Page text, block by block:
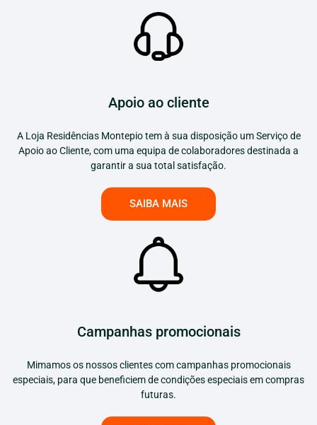
Apoio ao cliente
A Loja Residências Montepio tem à sua disposição um Serviço de
Apoio ao Cliente, com uma equipa de colaboradores destinada a
garantir a sua total satisfação.
SAIBA MAIS
Campanhas promocionais
Mimamos os nossos clientes com campanhas promocionais
especiais, para que beneficiem de condições especiais em compras
futuras.